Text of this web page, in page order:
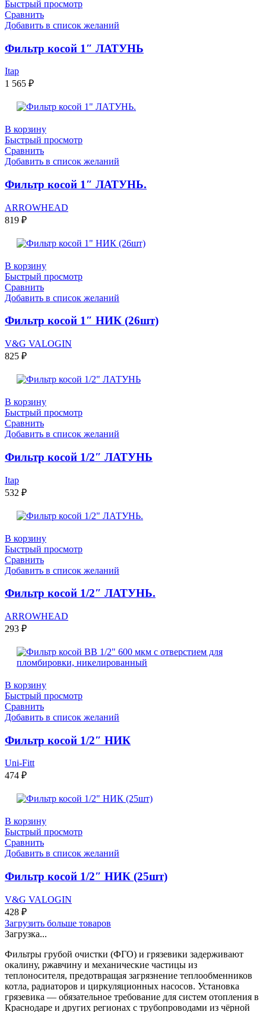
Быстрый просмотр
Сравнить
Добавить в список желаний
Фильтр косой 1″ ЛАТУНЬ
Itap
1 565 ₽
В корзину
Быстрый просмотр
Сравнить
Добавить в список желаний
Фильтр косой 1″ ЛАТУНЬ.
ARROWHEAD
819 ₽
В корзину
Быстрый просмотр
Сравнить
Добавить в список желаний
Фильтр косой 1″ НИК (26шт)
V&G VALOGIN
825 ₽
В корзину
Быстрый просмотр
Сравнить
Добавить в список желаний
Фильтр косой 1/2″ ЛАТУНЬ
Itap
532 ₽
В корзину
Быстрый просмотр
Сравнить
Добавить в список желаний
Фильтр косой 1/2″ ЛАТУНЬ.
ARROWHEAD
293 ₽
В корзину
Быстрый просмотр
Сравнить
Добавить в список желаний
Фильтр косой 1/2″ НИК
Uni-Fitt
474 ₽
В корзину
Быстрый просмотр
Сравнить
Добавить в список желаний
Фильтр косой 1/2″ НИК (25шт)
V&G VALOGIN
428 ₽
Загрузить больше товаров
Загрузка...
Фильтры грубой очистки (ФГО) и грязевики задерживают
окалину, ржавчину и механические частицы из
теплоносителя, предотвращая загрязнение теплообменников
котла, радиаторов и циркуляционных насосов. Установка
грязевика — обязательное требование для систем отопления в
Краснодаре и других регионах с трубопроводами из чёрной